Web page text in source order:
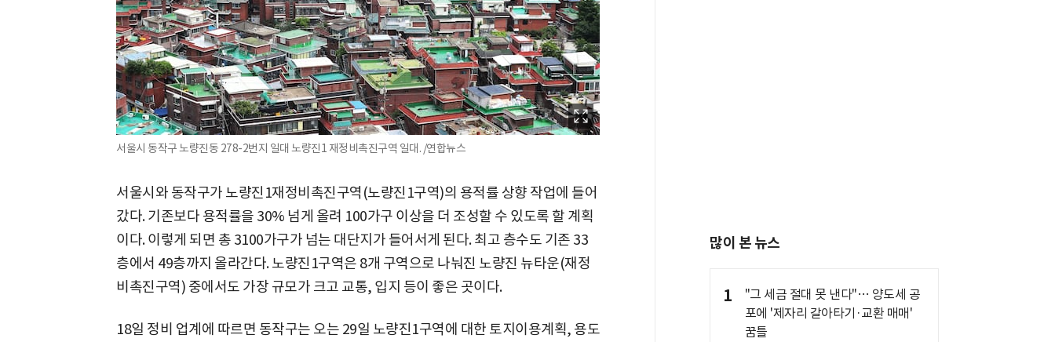
서울시 동작구 노량진동 278-2번지 일대 노량진1 재정비촉진구역 일대. /연합뉴스
서울시와 동작구가 노량진1재정비촉진구역(노량진1구역)의 용적률 상향 작업에 들어
갔다. 기존보다 용적률을 30% 넘게 올려 100가구 이상을 더 조성할 수 있도록 할 계획
이다. 이렇게 되면 총 3100가구가 넘는 대단지가 들어서게 된다. 최고 층수도 기존 33
층에서 49층까지 올라간다. 노량진1구역은 8개 구역으로 나눠진 노량진 뉴타운(재정
비촉진구역) 중에서도 가장 규모가 크고 교통, 입지 등이 좋은 곳이다.
18일 정비 업계에 따르면 동작구는 오는 29일 노량진1구역에 대한 토지이용계획, 용도
많이 본 뉴스
1
"그 세금 절대 못 낸다"… 양도세 공
포에 '제자리 갈아타기·교환 매매'
꿈틀